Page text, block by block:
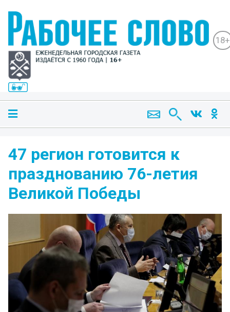
18+
47 регион готовится к
празднованию 76-летия
Великой Победы